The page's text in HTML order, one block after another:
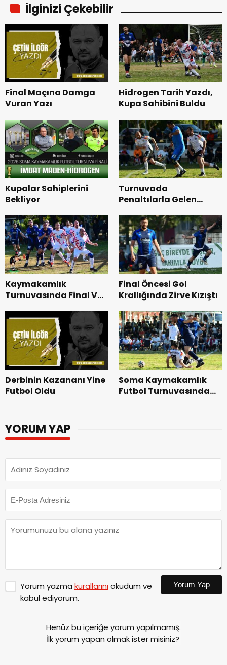
İlginizi Çekebilir
Final Maçına Damga
Vuran Yazı
Hidrogen Tarih Yazdı,
Kupa Sahibini Buldu
Kupalar Sahiplerini
Bekliyor
Turnuvada
Penaltılarla Gelen
Kaymakamlık
Turnuvasında Final Ve
Hakemleri Açıklandı
Final Öncesi Gol
Krallığında Zirve Kızıştı
Derbinin Kazananı Yine
Futbol Oldu
Soma Kaymakamlık
Futbol Turnuvasında
YORUM YAP
Yorum yazma kurallarınıokudum ve
kabul ediyorum.
Yorum Yap
Henüz bu içeriğe yorum yapılmamış.
İlk yorum yapan olmak ister misiniz?